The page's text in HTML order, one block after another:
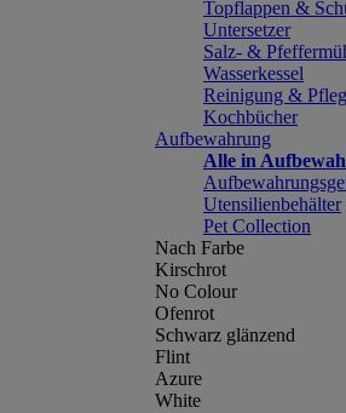
Topflappen &
Untersetzer
Salz- &
Wasserkessel
Reinigung &
Kochbücher
Aufbewahrung
Alle in
Utensilienbehälter
Pet Collection
Nach Farbe
Kirschrot
No Colour
Ofenrot
Schwarz glänzend
Flint
Azure
White